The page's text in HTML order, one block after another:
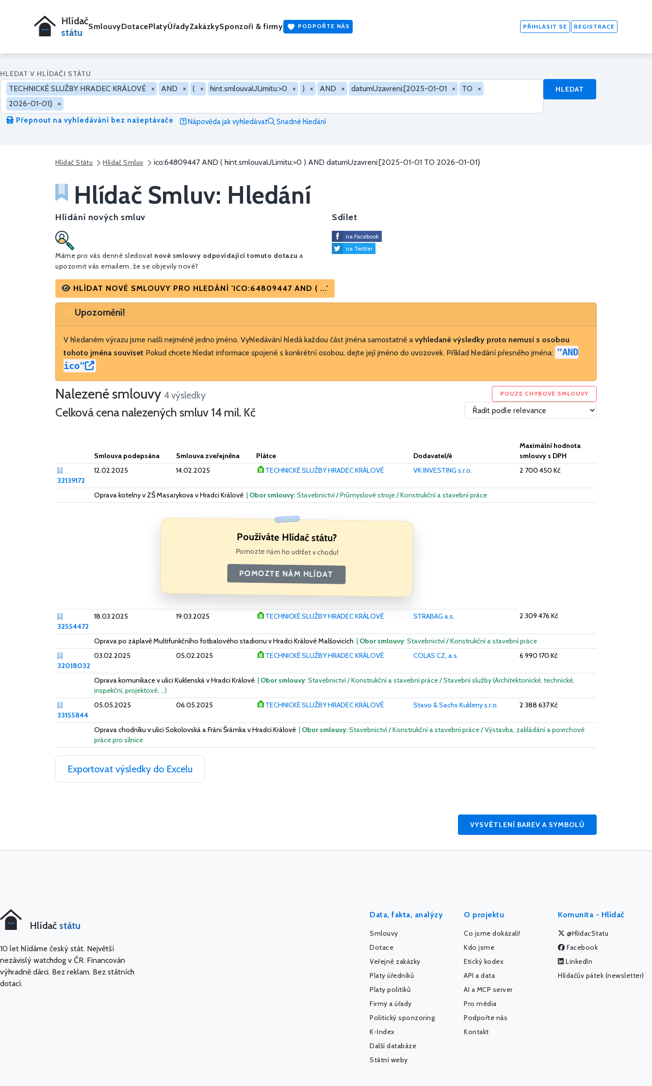
Hlídač
státu
SmlouvyDotacePlatyÚřadyZakázkySponzoři & firmy PODPOŘTE NÁS PŘIHLÁSIT SE REGISTRACE
HLEDAT V HLÍDAČI STÁTU
TECHNICKÉ SLUŽBY HRADEC KRÁLOVÉ × AND × ( × hint.smlouvaULimitu:>0 × ) × AND × datumUzavreni:[2025-01-01 × TO
×
2026-01-01} ×
HLEDAT
Přepnout na vyhledávání bez našeptávače Nápověda jak vyhledávat Snadné hledání
Hlídač Státu Hlídač Smluv ico:64809447 AND ( hint.smlouvaULimitu:>0 ) AND datumUzavreni:[2025-01-01 TO 2026-01-01}
Hlídač Smluv: Hledání
Hlídání nových smluv
Máme pro vás denné sledovat nové smlouvy odpovídající tomuto dotazu a
upozornit vás emailem, že se objevily nové?
HLÍDAT NOVÉ SMLOUVY PRO HLEDÁNÍ 'ICO:64809447 AND ( ...'
Sdílet
na Facebook
na Twitter
Upozornění
Upozornění!
V hledaném výrazu jsme našli nejméně jedno jméno. Vyhledávání hledá každou část jména samostatně a vyhledané výsledky proto nemusí s osobou
tohoto jména souviset Pokud chcete hledat informace spojené s konkrétní osobou, dejte její jméno do uvozovek. Příklad hledání přesného jména: "AND
ico"
Nalezené smlouvy 4 výsledky
Celková cena nalezených smluv 14 mil. Kč
POUZE CHYBOVÉ SMLOUVY
Smlouva podepsána Smlouva zveřejněna Plátce Dodavatel/é
Maximální hodnota
smlouvy s DPH
32139172
12.02.2025 14.02.2025 TECHNICKÉ SLUŽBY HRADEC KRÁLOVÉ VK INVESTING s.r.o. 2 700 450 Kč
Oprava kotelny v ZŠ Masarykova v Hradci Králové | Obor smlouvy: Stavebnictví / Průmyslové stroje / Konstrukční a stavební práce
Používáte Hlídač státu?
Pomozte nám ho udržet v chodu!
POMOZTE NÁM HLÍDAT
32554472
18.03.2025 19.03.2025 TECHNICKÉ SLUŽBY HRADEC KRÁLOVÉ STRABAG a.s. 2 309 476 Kč
Oprava po záplavě Multifunkčního fotbalového stadionu v Hradci Králové Malšovicích | Obor smlouvy: Stavebnictví / Konstrukční a stavební práce
32018032
03.02.2025 05.02.2025 TECHNICKÉ SLUŽBY HRADEC KRÁLOVÉ COLAS CZ, a.s. 6 990 170 Kč
Oprava komunikace v ulici Kuklenská v Hradci Králové | Obor smlouvy: Stavebnictví / Konstrukční a stavební práce / Stavební služby (Architektonické, technické,
inspekční, projektové, …)
33155844
05.05.2025 06.05.2025 TECHNICKÉ SLUŽBY HRADEC KRÁLOVÉ Stavo & Sachs Kukleny s.r.o. 2 388 637 Kč
Oprava chodníku v ulici Sokolovská a Fráni Šrámka v Hradci Králové | Obor smlouvy: Stavebnictví / Konstrukční a stavební práce / Výstavba, zakládání a povrchové
práce pro silnice
Exportovat výsledky do Excelu
VYSVĚTLENÍ BAREV A SYMBOLŮ
Hlídač státu
10 let hlídáme český stát. Největší
nezávislý watchdog v ČR. Financován
výhradně dárci. Bez reklam. Bez státních
dotací.
Data, fakta, analýzy
Smlouvy
Dotace
Veřejné zakázky
Platy úředníků
Platy politiků
Firmy a úřady
Politický sponzoring
K-Index
Další databáze
Státní weby
O projektu
Co jsme dokázali!
Kdo jsme
Etický kodex
API a data
AI a MCP server
Pro média
Podpořte nás
Kontakt
Komunita - Hlídač
@HlidacStatu
Facebook
LinkedIn
Hlídačův pátek (newsletter)